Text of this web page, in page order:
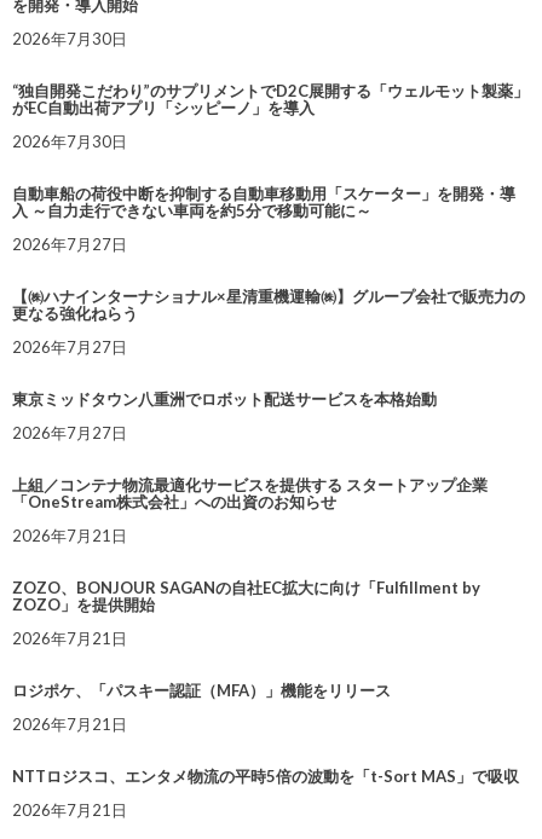
を開発・導入開始
2026年7月30日
“独自開発こだわり”のサプリメントでD2C展開する「ウェルモット製薬」
がEC自動出荷アプリ「シッピーノ」を導入
2026年7月30日
自動車船の荷役中断を抑制する自動車移動用「スケーター」を開発・導
入 ～自力走行できない車両を約5分で移動可能に～
2026年7月27日
【㈱ハナインターナショナル×星清重機運輸㈱】グループ会社で販売力の
更なる強化ねらう
2026年7月27日
東京ミッドタウン八重洲でロボット配送サービスを本格始動
2026年7月27日
上組／コンテナ物流最適化サービスを提供する スタートアップ企業
「OneStream株式会社」への出資のお知らせ
2026年7月21日
ZOZO、BONJOUR SAGANの自社EC拡大に向け「Fulfillment by
ZOZO」を提供開始
2026年7月21日
ロジポケ、「パスキー認証（MFA）」機能をリリース
2026年7月21日
NTTロジスコ、エンタメ物流の平時5倍の波動を「t-Sort MAS」で吸収
2026年7月21日